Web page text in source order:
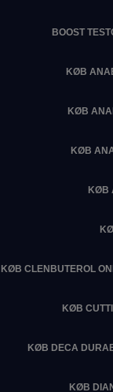
BOOST
KØB
KØB
KØB
KØB
KØB CLENBUTEROL
KØB
KØB DECA
KØB